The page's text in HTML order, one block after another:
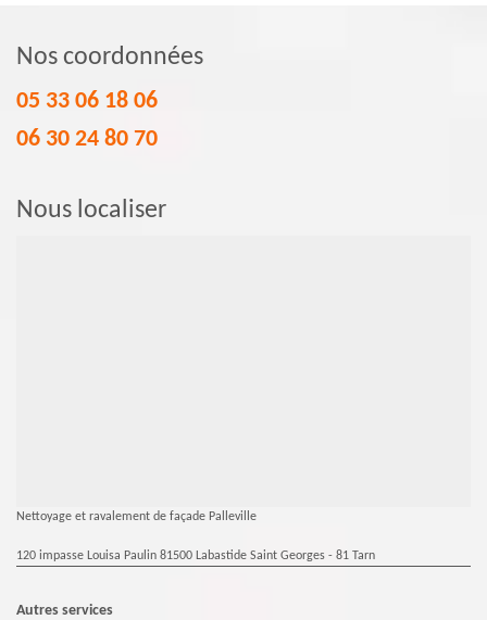
Nos coordonnées
05 33 06 18 06
06 30 24 80 70
Nous localiser
Nettoyage et ravalement de façade Palleville
120 impasse Louisa Paulin 81500 Labastide Saint Georges - 81 Tarn
Autres services